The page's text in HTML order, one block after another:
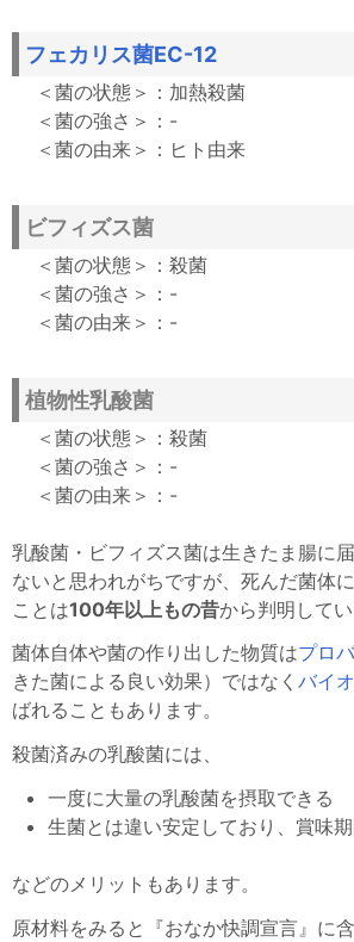
フェカリス菌EC-12
加熱殺菌
-
ヒト由来
ビフィズス菌
殺菌
-
-
植物性乳酸菌
殺菌
-
-
乳酸菌・ビフィズス菌は生きたま腸に
ないと思われがちですが、死んだ菌体
ことは100年以上もの昔から判明してい
菌体自体や菌の作り出した物質はプロ
きた菌による良い効果）ではなく バイ
ばれることもあります。
殺菌済みの乳酸菌には、
一度に大量の乳酸菌を摂取できる
生菌とは違い安定しており、賞味
などのメリットもあります。
原材料をみると『おなか快調宣言』に